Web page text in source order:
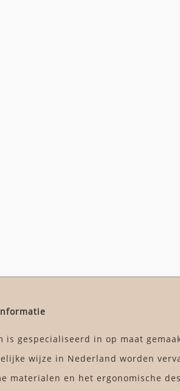
is gespecialiseerd in op maat
wijze in Nederland worden
materialen en het ergonomische